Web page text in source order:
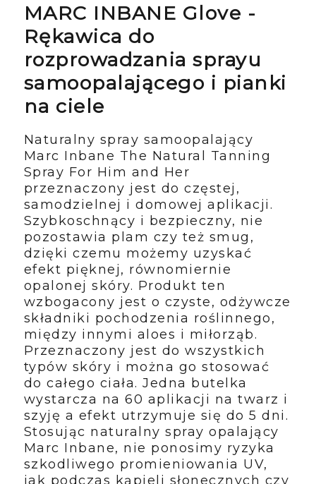
MARC INBANE Glove -
Rękawica do
rozprowadzania sprayu
samoopalającego i pianki
na ciele
Naturalny spray samoopalający
Marc Inbane The Natural Tanning
Spray For Him and Her
przeznaczony jest do częstej,
samodzielnej i domowej aplikacji.
Szybkoschnący i bezpieczny, nie
pozostawia plam czy też smug,
dzięki czemu możemy uzyskać
efekt pięknej, równomiernie
opalonej skóry. Produkt ten
wzbogacony jest o czyste, odżywcze
składniki pochodzenia roślinnego,
między innymi aloes i miłorząb.
Przeznaczony jest do wszystkich
typów skóry i można go stosować
do całego ciała. Jedna butelka
wystarcza na 60 aplikacji na twarz i
szyję a efekt utrzymuje się do 5 dni.
Stosując naturalny spray opalający
Marc Inbane, nie ponosimy ryzyka
szkodliwego promieniowania UV,
jak podczas kąpieli słonecznych czy